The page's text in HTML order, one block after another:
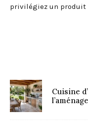
privilégiez un produit
Cuisine